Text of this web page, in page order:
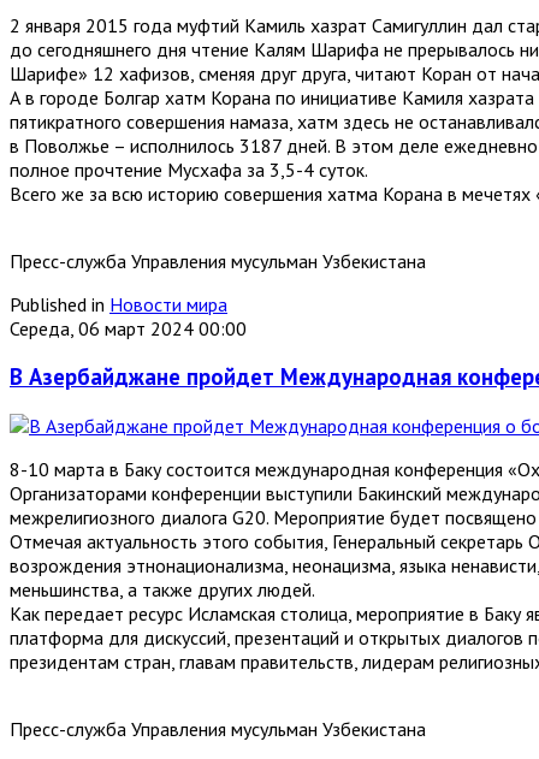
2 января 2015 года муфтий Камиль хазрат Самигуллин дал
до сегодняшнего дня чтение Калям Шарифа не прерывалось
Шарифе» 12 хафизов, сменяя друг друга, читают Коран от
А в городе Болгар хатм Корана по инициативе Камиля
пятикратного совершения намаза, хатм здесь не
в Поволжье – исполнилось 3187 дней. В этом деле
полное прочтение Мусхафа за 3,5-4 суток.
Всего же за всю историю совершения хатма Корана в
Пресс-служба Управления мусульман Узбекистана
Published in Новости мира
Середа, 06 март 2024 00:00
В Азербайджане пройдет Международная
8-10 марта в Баку состоится международная конференция
Организаторами конференции выступили Бакинский
межрелигиозного диалога G20. Мероприятие будет
Отмечая актуальность этого события, Генеральный
возрождения этнонационализма, неонацизма, языка
меньшинства, а также других людей.
Как передает ресурс Исламская столица, мероприятие в
платформа для дискуссий, презентаций и открытых
президентам стран, главам правительств, лидерам
Пресс-служба Управления мусульман Узбекистана